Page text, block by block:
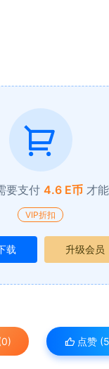
要支付 4.6 E币 才
VIP折扣
载 升级会员
点赞 (